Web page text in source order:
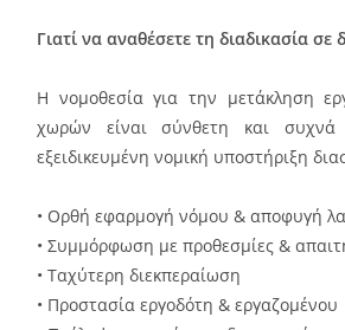
Γιατί να αναθέσετε τη διαδικασία σε
Η νομοθεσία για την μετάκληση
χωρών είναι σύνθετη και συχνά
εξειδικευμένη νομική υποστήριξη
• Ορθή εφαρμογή νόμου & αποφυγή
• Συμμόρφωση με προθεσμίες &
• Ταχύτερη διεκπεραίωση
• Προστασία εργοδότη & εργαζομένου